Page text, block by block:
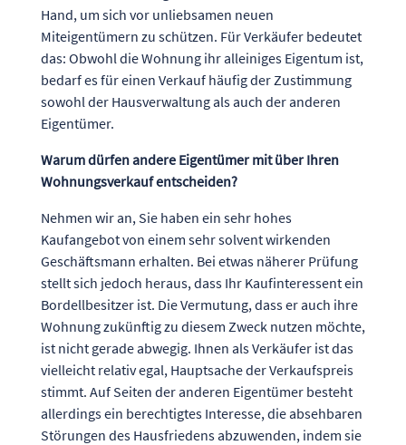
Hand, um sich vor unliebsamen neuen
Miteigentümern zu schützen. Für Verkäufer bedeutet
das: Obwohl die Wohnung ihr alleiniges Eigentum ist,
bedarf es für einen Verkauf häufig der Zustimmung
sowohl der Hausverwaltung als auch der anderen
Eigentümer.
Warum dürfen andere Eigentümer mit über Ihren
Wohnungsverkauf entscheiden?
Nehmen wir an, Sie haben ein sehr hohes
Kaufangebot von einem sehr solvent wirkenden
Geschäftsmann erhalten. Bei etwas näherer Prüfung
stellt sich jedoch heraus, dass Ihr Kaufinteressent ein
Bordellbesitzer ist. Die Vermutung, dass er auch ihre
Wohnung zukünftig zu diesem Zweck nutzen möchte,
ist nicht gerade abwegig. Ihnen als Verkäufer ist das
vielleicht relativ egal, Hauptsache der Verkaufspreis
stimmt. Auf Seiten der anderen Eigentümer besteht
allerdings ein berechtigtes Interesse, die absehbaren
Störungen des Hausfriedens abzuwenden, indem sie